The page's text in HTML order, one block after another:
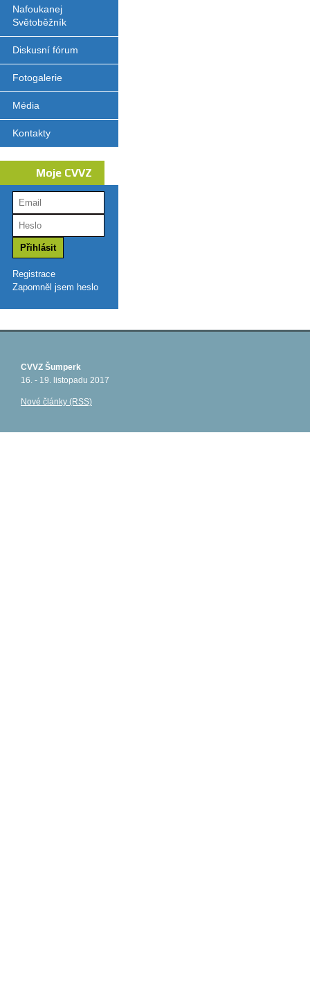
Nafoukanej
Světoběžník
Diskusní fórum
Fotogalerie
Média
Kontakty
Moje CVVZ
Registrace
Zapomněl jsem heslo
CVVZ Šumperk
16. - 19. listopadu 2017
Nové články (RSS)